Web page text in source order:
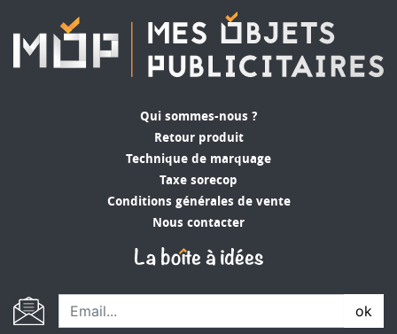
Qui sommes-nous ?
Retour produit
Technique de marquage
Taxe sorecop
Conditions générales de vente
Nous contacter
ok